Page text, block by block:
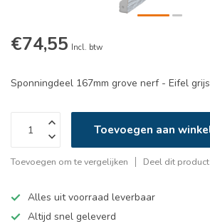
€74,55 Incl. btw
Sponningdeel 167mm grove nerf - Eifel grijs
Toevoegen aan
Toevoegen om te vergelijken Deel dit product
Alles uit voorraad leverbaar
Altijd snel geleverd